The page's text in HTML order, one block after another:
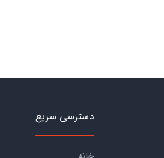
دسترسی سریع